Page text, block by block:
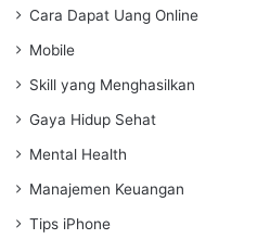
Cara Dapat Uang Online
Mobile
Skill yang Menghasilkan
Gaya Hidup Sehat
Mental Health
Manajemen Keuangan
Tips iPhone